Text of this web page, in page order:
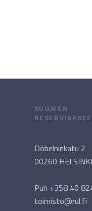
SUOMEN
Döbelninkatu 2
00260 HELSINKI
Puh +358 40
toimisto@rul.fi